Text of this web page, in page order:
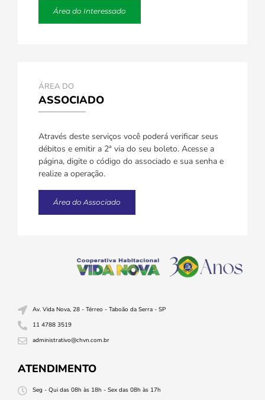
Área do Interessado
ÁREA DO
ASSOCIADO
Através deste serviços você poderá verificar seus
débitos e emitir a 2ª via do seu boleto. Acesse a
página, digite o código do associado e sua senha e
realize a operação.
Área do Associado
Av. Vida Nova, 28 - Térreo - Taboão da Serra - SP
11 4788 3519
administrativo@chvn.com.br
ATENDIMENTO
Seg - Qui das 08h às 18h - Sex das 08h às 17h